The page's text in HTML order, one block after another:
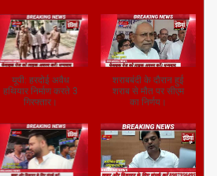
यूपी: हरदोई अवैध
हथियार निर्माण करते 3
गिरफ्तार।
शराबबंदी के दौरान हुई
शराब से मौत पर सीएम
का निर्णय।